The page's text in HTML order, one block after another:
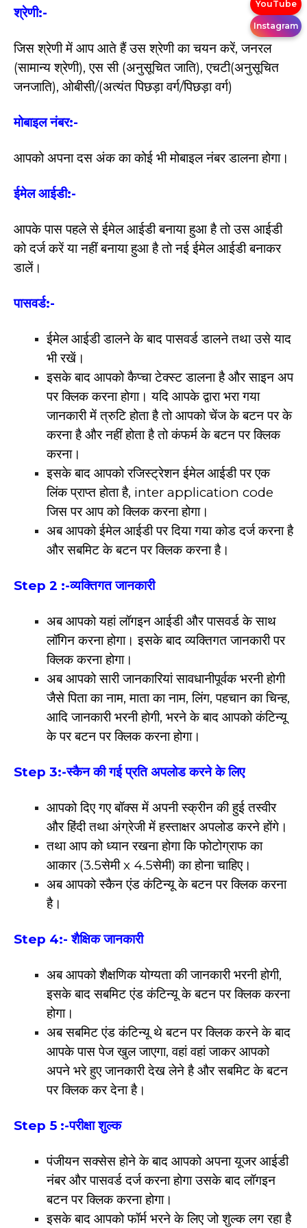
श्रेणी:-
जिस श्रेणी में आप आते हैं उस श्रेणी का चयन करें, जनरल
(सामान्य श्रेणी), एस सी (अनुसूचित जाति), एचटी(अनुसूचित
जनजाति), ओबीसी/(अत्यंत पिछड़ा वर्ग/पिछड़ा वर्ग)
मोबाइल नंबर:-
आपको अपना दस अंक का कोई भी मोबाइल नंबर डालना होगा।
ईमेल आईडी:-
आपके पास पहले से ईमेल आईडी बनाया हुआ है तो उस आईडी
को दर्ज करें या नहीं बनाया हुआ है तो नई ईमेल आईडी बनाकर
डालें।
पासवर्ड:-
ईमेल आईडी डालने के बाद पासवर्ड डालने तथा उसे याद
भी रखें।
इसके बाद आपको कैप्चा टेक्स्ट डालना है और साइन अप
पर क्लिक करना होगा। यदि आपके द्वारा भरा गया
जानकारी में त्रुटि होता है तो आपको चेंज के बटन पर के
करना है और नहीं होता है तो कंफर्म के बटन पर क्लिक
करना।
इसके बाद आपको रजिस्ट्रेशन ईमेल आईडी पर एक
लिंक प्राप्त होता है, inter application code
जिस पर आप को क्लिक करना होगा।
अब आपको ईमेल आईडी पर दिया गया कोड दर्ज करना है
और सबमिट के बटन पर क्लिक करना है।
Step 2 :-व्यक्तिगत जानकारी
अब आपको यहां लॉगइन आईडी और पासवर्ड के साथ
लॉगिन करना होगा। इसके बाद व्यक्तिगत जानकारी पर
क्लिक करना होगा।
अब आपको सारी जानकारियां सावधानीपूर्वक भरनी होगी
जैसे पिता का नाम, माता का नाम, लिंग, पहचान का चिन्ह,
आदि जानकारी भरनी होगी, भरने के बाद आपको कंटिन्यू
के पर बटन पर क्लिक करना होगा।
Step 3:-स्कैन की गई प्रति अपलोड करने के लिए
आपको दिए गए बॉक्स में अपनी स्क्रीन की हुई तस्वीर
और हिंदी तथा अंग्रेजी में हस्ताक्षर अपलोड करने होंगे।
तथा आप को ध्यान रखना होगा कि फोटोग्राफ का
आकार (3.5सेमी x 4.5सेमी) का होना चाहिए।
अब आपको स्कैन एंड कंटिन्यू के बटन पर क्लिक करना
है।
Step 4:-शैक्षिक जानकारी
अब आपको शैक्षणिक योग्यता की जानकारी भरनी होगी,
इसके बाद सबमिट एंड कंटिन्यू के बटन पर क्लिक करना
होगा।
अब सबमिट एंड कंटिन्यू थे बटन पर क्लिक करने के बाद
आपके पास पेज खुल जाएगा, वहां वहां जाकर आपको
अपने भरे हुए जानकारी देख लेने है और सबमिट के बटन
पर क्लिक कर देना है।
Step 5 :-परीक्षा शुल्क
पंजीयन सक्सेस होने के बाद आपको अपना यूजर आईडी
नंबर और पासवर्ड दर्ज करना होगा उसके बाद लॉगइन
बटन पर क्लिक करना होगा।
इसके बाद आपको फॉर्म भरने के लिए जो शुल्क लग रहा है
YouTube
Instagram